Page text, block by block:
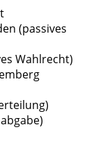
(passives
Wahlrecht)